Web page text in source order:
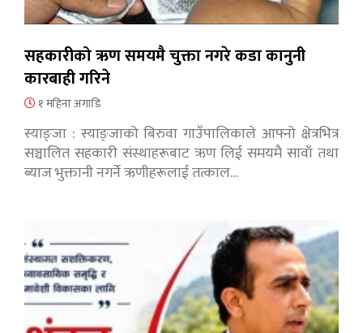
सहकारीको ऋण समयमै चुक्ता नगरे कडा कानुनी
कारबाही गरिने
१ महिना अगाडि
स्याङ्जा : स्याङ्जाको बिरुवा गाउँपालिकाले आफ्नो क्षेत्रभित्र
सञ्चालित सहकारी संस्थाहरूबाट ऋण लिई समयमै सावाँ तथा
ब्याज भुक्तानी नगर्ने ऋणीहरूलाई तत्काल…